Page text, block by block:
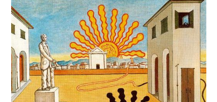
サイトマップ プライバシーポリシー
よくある質問